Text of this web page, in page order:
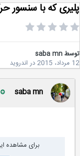
که با سنسور
saba mn
دراندروید
saba mn
برای مشاهده